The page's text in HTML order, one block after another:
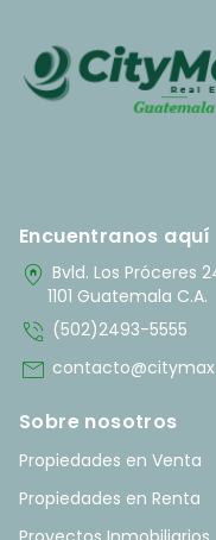
Encuentranos aquí
home_pin Bvld. Los Próceres
1101 Guatemala C.A.
phone_in_talk (502)2493-5555
mail
Sobre nosotros
Propiedades en Venta
Propiedades en Renta